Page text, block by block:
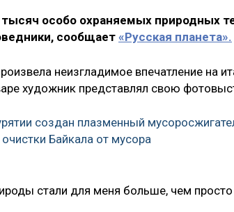
тысяч особо охраняемых природных
сообщает «Русская планета».
неизгладимое впечатление на
художник представлял свою
создан плазменный
Байкала от мусора
стали для меня больше, чем